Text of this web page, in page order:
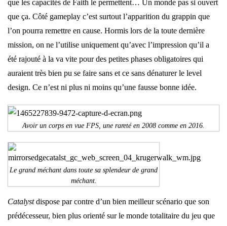
que les capacités de Faith le permettent… Un monde pas si ouvert
que ça. Côté gameplay c’est surtout l’apparition du grappin que
l’on pourra remettre en cause. Hormis lors de la toute dernière
mission, on ne l’utilise uniquement qu’avec l’impression qu’il a
été rajouté à la va vite pour des petites phases obligatoires qui
auraient très bien pu se faire sans et ce sans dénaturer le level
design. Ce n’est ni plus ni moins qu’une fausse bonne idée.
Avoir un corps en vue FPS, une rareté en 2008 comme en 2016.
Le grand méchant dans toute sa splendeur de grand
méchant.
Catalystdispose par contre d’un bien meilleur scénario que son
prédécesseur, bien plus orienté sur le monde totalitaire du jeu que